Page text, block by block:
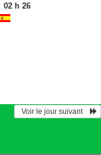
02 h 26
  Voir le jour suivant